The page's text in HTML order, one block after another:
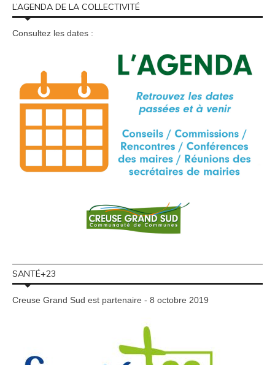
L’AGENDA DE LA COLLECTIVITÉ
Consultez les dates :
SANTÉ+23
Creuse Grand Sud est partenaire - 8 octobre 2019